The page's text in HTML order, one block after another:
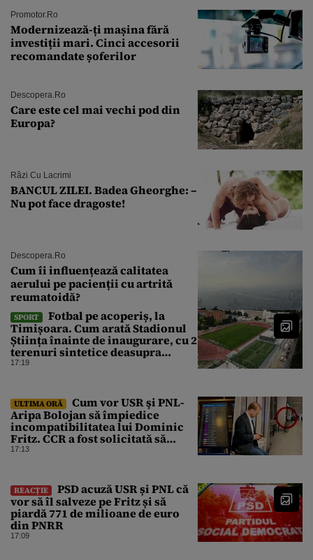
Promotor.ro
Modernizează-ți mașina fără
investiții mari. Cinci accesorii
recomandate șoferilor
Descopera.ro
Care este cel mai vechi pod din
Europa?
Râzi Cu Lacrimi
BANCUL ZILEI. Badea Gheorghe: –
Nu pot face dragoste!
Descopera.ro
Cum îi influențează calitatea
aerului pe pacienții cu artrită
reumatoidă?
SPORT
Fotbal pe acoperiș, la
Timișoara. Cum arată Stadionul
Știința înainte de inaugurare, cu 2
terenuri sintetice deasupra
tribunei
17:19
ULTIMA ORĂ
Cum vor USR şi PNL-
Aripa Bolojan să împiedice
incompatibilitatea lui Dominic
Fritz. CCR a fost solicitată să
intervină
17:13
REACȚIE
PSD acuză USR și PNL că
vor să îl salveze pe Fritz și să
piardă 771 de milioane de euro
din PNRR
17:09